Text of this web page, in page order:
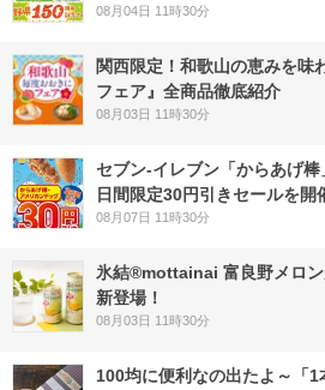
08月04日 11時30分
関西限定！和歌山の恵みを味
フェア』全商品徹底紹介
08月03日 11時30分
セブン‐イレブン「からあげ
日間限定30円引きセールを開
08月07日 11時30分
氷結®mottainai 富良野メロン
新登場！
08月03日 11時30分
100均に便利なの出たよ～「